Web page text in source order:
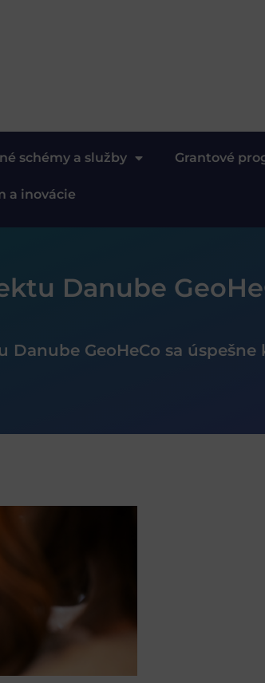
schémy a služby Grantové
a inovácie
Danube
GeoHeCo sa úspešne